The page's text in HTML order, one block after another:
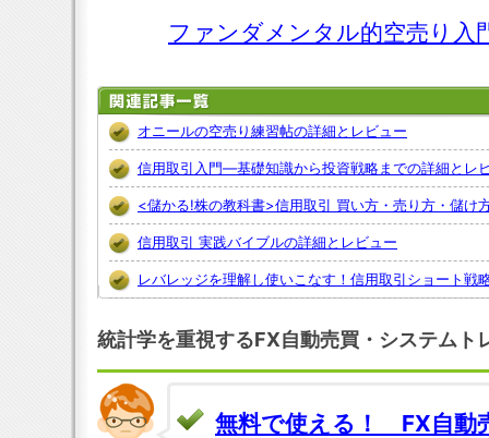
ファンダメンタル的空売り
オニールの空売り練習帖の詳細とレビュー
信用取引入門―基礎知識から投資戦略までの詳細とレ
<儲かる!株の教科書>信用取引 買い方・売り方・儲け
信用取引 実践バイブルの詳細とレビュー
レバレッジを理解し使いこなす！信用取引ショート戦
統計学を重視するFX自動売買・システムト
無料で使える！ FX自動